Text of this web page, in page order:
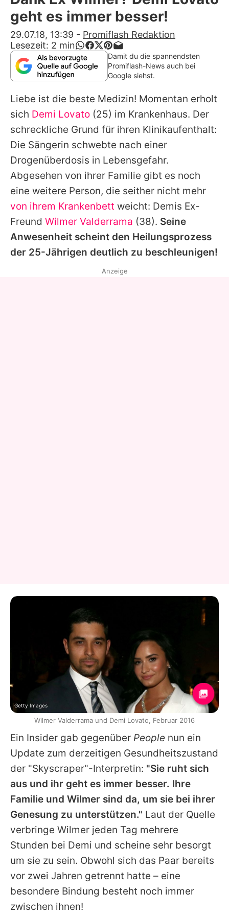
Alle Themen auf Promiflash
App runterladen
Team
Redaktionelle Richtlinien
Impressum
Nutzungsbedingungen
Utiq verwalten
geht es immer besser!
29.07.18, 13:39 - Promiflash Redaktion
Lesezeit: 2 min
Damit du die spannendsten
Promiflash-News auch bei
Google siehst.
Liebe ist die beste Medizin! Momentan erholt
sich Demi Lovato (25) im Krankenhaus. Der
schreckliche Grund für ihren Klinikaufenthalt:
Die Sängerin schwebte nach einer
Drogenüberdosis in Lebensgefahr.
Abgesehen von ihrer Familie gibt es noch
eine weitere Person, die seither nicht mehr
von ihrem Krankenbett weicht: Demis Ex-
Freund Wilmer Valderrama (38). Seine
Anwesenheit scheint den Heilungsprozess
der 25-Jährigen deutlich zu beschleunigen!
Ein Insider gab gegenüber People nun ein
Update zum derzeitigen Gesundheitszustand
der "Skyscraper"-Interpretin: "Sie ruht sich
aus und ihr geht es immer besser. Ihre
Familie und Wilmer sind da, um sie bei ihrer
Genesung zu unterstützen." Laut der Quelle
verbringe Wilmer jeden Tag mehrere
Stunden bei Demi und scheine sehr besorgt
um sie zu sein. Obwohl sich das Paar bereits
vor zwei Jahren getrennt hatte – eine
besondere Bindung besteht noch immer
zwischen ihnen!
Anzeige
Getty Images
Wilmer Valderrama und Demi Lovato, Februar 2016